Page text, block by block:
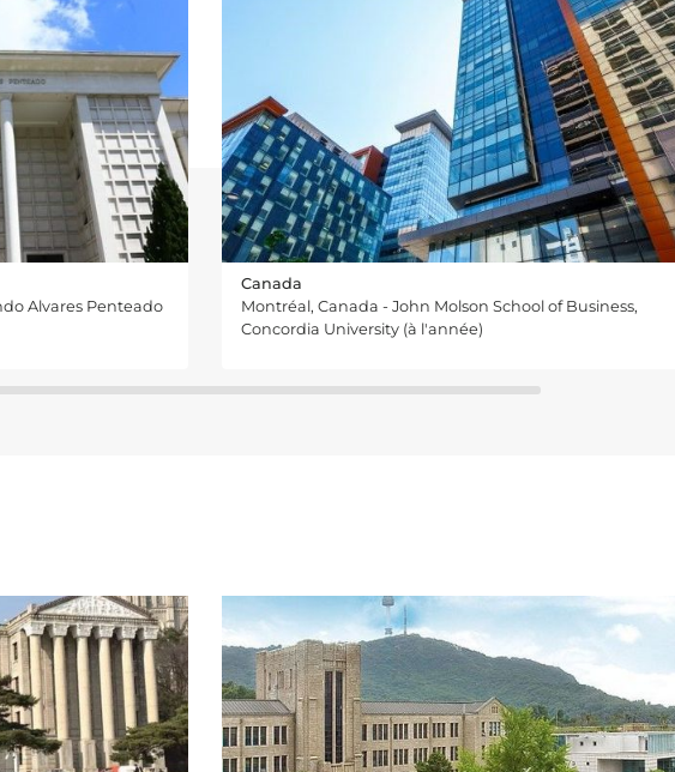
Alvares Penteado
Canada
Montréal, Canada - John Molson School of Business,
Concordia University (à l'année)